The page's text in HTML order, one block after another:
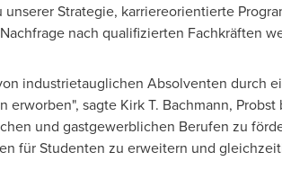
Strategie, karriereorientierte
nach qualifizierten Fachkräften
industrietauglichen Absolventen durch
sagte Kirk T. Bachmann, Probst
und gastgewerblichen Berufen zu
für Studenten zu erweitern und